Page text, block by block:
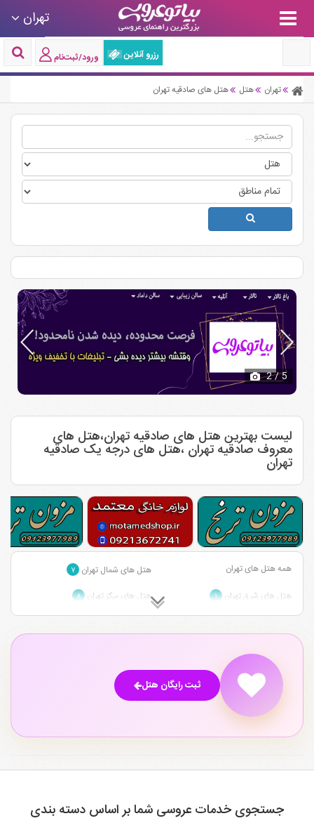
تهران
رزرو آنلاین ورود/ثبت‌نام
تهران هتل هتل های صادقیه تهران
2/ 5
لیست بهترین هتل های صادقیه تهران،هتل های
معروف صادقیه تهران ،هتل های درجه یک صادقیه
تهران
همه هتل های تهران هتل های شمال تهران ۷
هتل های شرق تهران ۱ هتل های مرکز تهران ۸
ثبت رایگان هتل
جستجوی خدمات عروسی شما بر اساس دسته بندی